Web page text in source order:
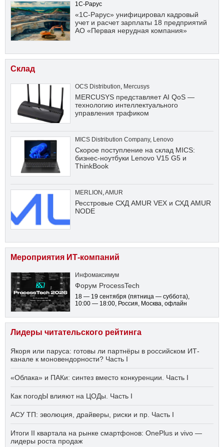
1С-Рарус
«1С-Рарус» унифицировал кадровый
учет и расчет зарплаты 18 предприятий
АО «Первая нерудная компания»
Склад
OCS Distribution Mercusys
MERCUSYS представляет AI QoS —
технологию интеллектуального
управления трафиком
MICS Distribution Company, Lenovo
Скорое поступление на склад MICS:
бизнес-ноутбуки Lenovo V15 G5 и
ThinkBook
MERLION AMUR
Ресстровые СХД AMUR VEX и СХД AMUR
NODE
Мероприятия ИТ-компаний
Инфомаксимум
Форум ProcessTech
18 — 19 сентября (пятница — суббота)
10:00 — 18:00 , Россия, Москва, офлайн
Лидеры читательского рейтинга
Якоря или паруса: готовы ли партнёры в российском ИТ-
канале к моновендорности? Часть I
«Облака» и ПАКи: синтез вместо конкуренции. Часть I
Как погодЫ влияют на ЦОДы. Часть I
АСУ ТП: эволюция, драйверы, риски и пр. Часть I
Итоги II квартала на рынке смартфонов: OnePlus и vivo —
лидеры роста продаж